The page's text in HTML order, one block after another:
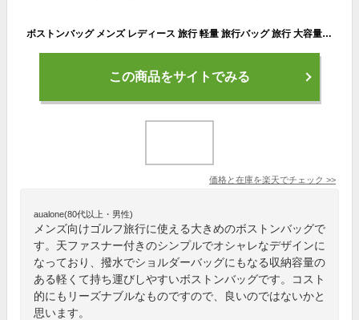
ボストンバッグ メンズ レディース 旅行 軽量 旅行バッグ 旅行 大容量 大きめ 高密度ナイロン 撥水 本革 肩掛け 斜めがけ 2way バッグ 1泊 2泊 天ファスナー付き おしゃれ 多収納ポケット ゴルフバッグ vinb-21c42z 【aroco/アロコ】 秋冬 秋バッグ 敬老の日 プレゼント
この商品をサイトでみる
価格と在庫を楽天でチェック >>
aualone(80代以上・男性)
メンズ向けゴルフ旅行に使える大きめのボストンバッグで
す。天ファスナー付きのシンプルでオシャレなデザインに
なっており、撥水でショルダーバッグにもなる収納容量の
ある軽くて持ち運びしやすいボストンバッグです。コスト
的にもリーズナブルなものですので、良いのではないかと
思います。